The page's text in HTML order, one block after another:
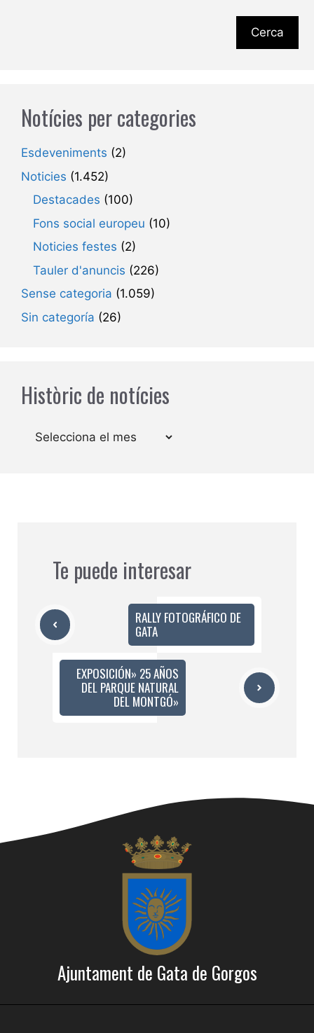
Cerca
Notícies per categories
Esdeveniments (2)
Noticies (1.452)
Destacades (100)
Fons social europeu (10)
Noticies festes (2)
Tauler d'anuncis (226)
Sense categoria (1.059)
Sin categoría (26)
Històric de notícies
Arxius
Te puede interesar
RALLY FOTOGRÁFICO DE
GATA
EXPOSICIÓN» 25 AÑOS
DEL PARQUE NATURAL
DEL MONTGÓ»
Ajuntament de Gata de Gorgos